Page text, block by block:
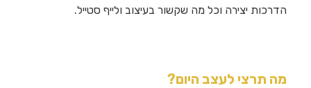
הדרכות יצירה וכל מה שקשור בעיצוב ולייף סטייל.
מה תרצי לעצב היום?